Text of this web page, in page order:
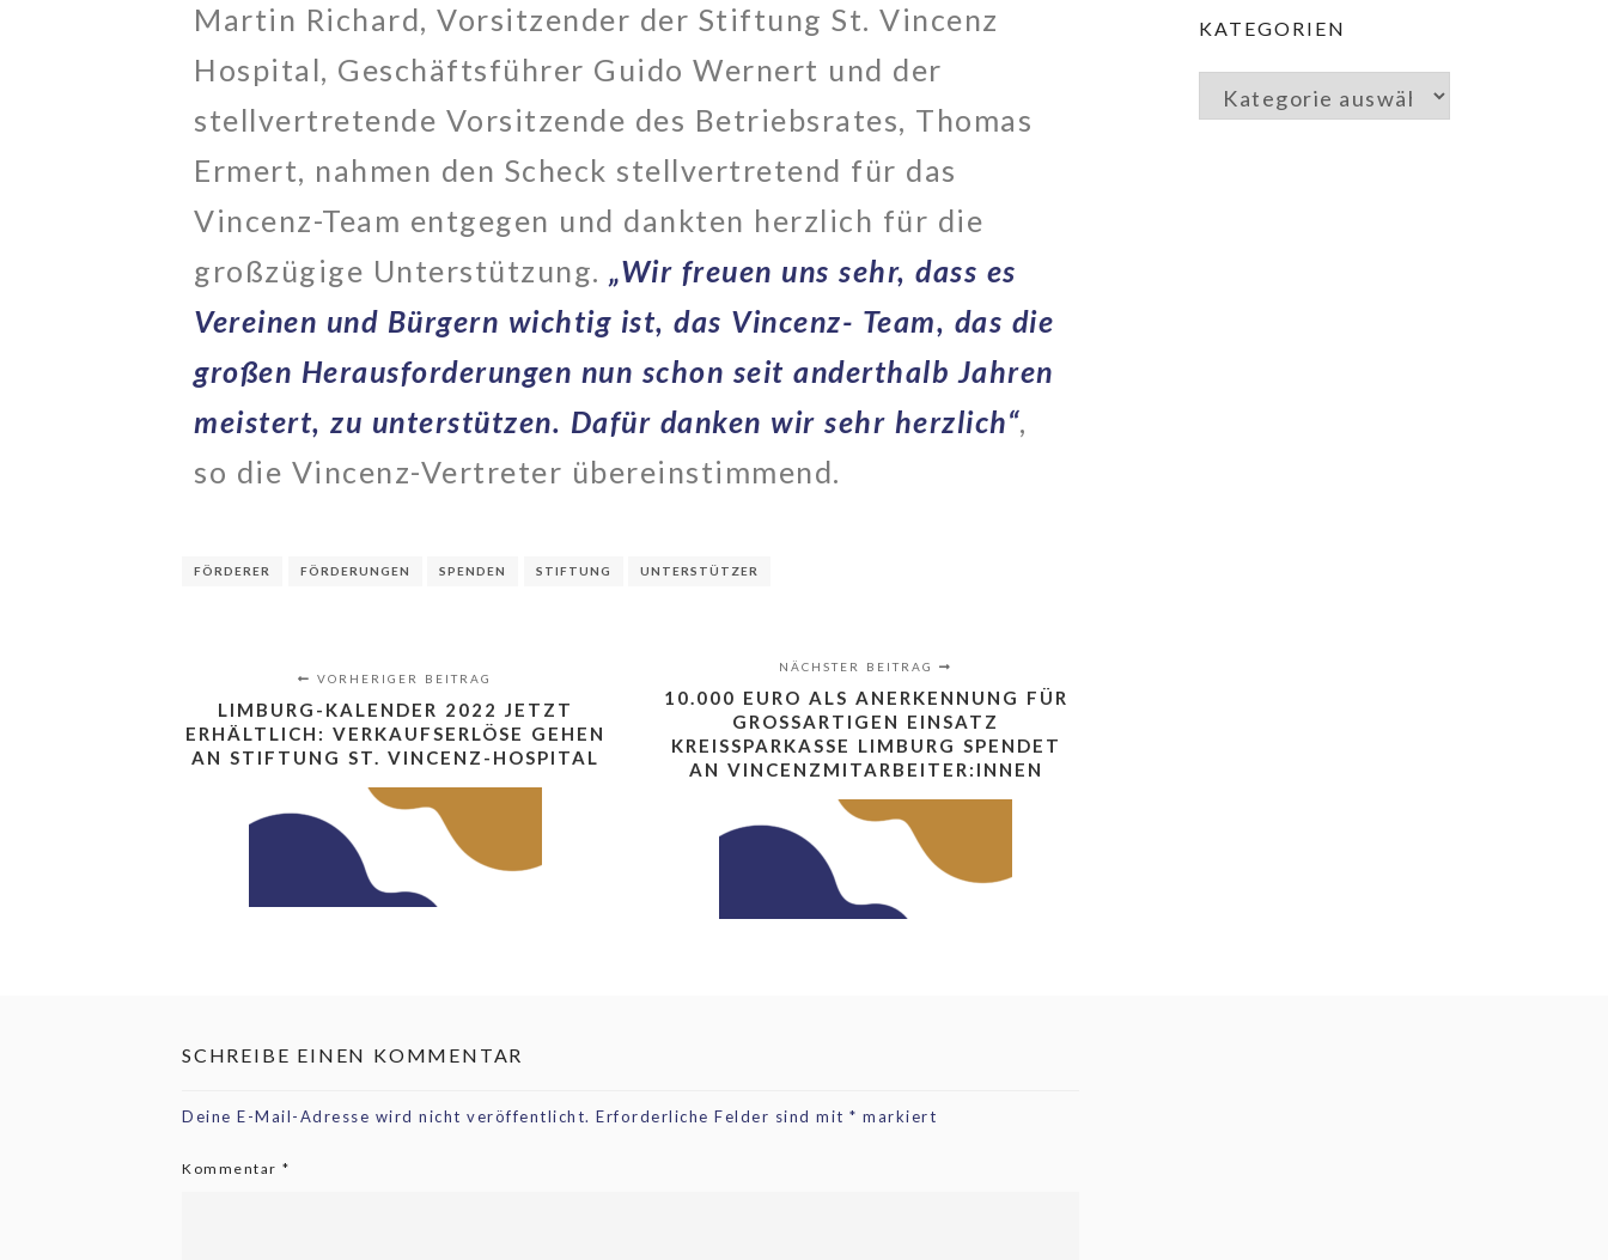
Martin Richard, Vorsitzender der Stiftung St. Vincenz
Hospital, Geschäftsführer Guido Wernert und der
stellvertretende Vorsitzende des Betriebsrates, Thomas
Ermert, nahmen den Scheck stellvertretend für das
Vincenz-Team entgegen und dankten herzlich für die
großzügige Unterstützung. „Wir freuen uns sehr, dass es
Vereinen und Bürgern wichtig ist, das Vincenz- Team, das die
großen Herausforderungen nun schon seit anderthalb Jahren
meistert, zu unterstützen. Dafür danken wir sehr herzlich“,
so die Vincenz-Vertreter übereinstimmend.
FÖRDERER FÖRDERUNGEN SPENDEN STIFTUNG UNTERSTÜTZER
VORHERIGER BEITRAG
LIMBURG-KALENDER 2022 JETZT
ERHÄLTLICH: VERKAUFSERLÖSE GEHEN
AN STIFTUNG ST. VINCENZ-HOSPITAL
NÄCHSTER BEITRAG
10.000 EURO ALS ANERKENNUNG FÜR
GROSSARTIGEN EINSATZ K
REISSPARKASSE LIMBURG SPENDET A
N VINCENZMITARBEITER:INNEN
SCHREIBE EINEN KOMMENTAR
Deine E-Mail-Adresse wird nicht veröffentlicht. Erforderliche Felder sind mit * markiert
Kommentar *
KATEGORIEN